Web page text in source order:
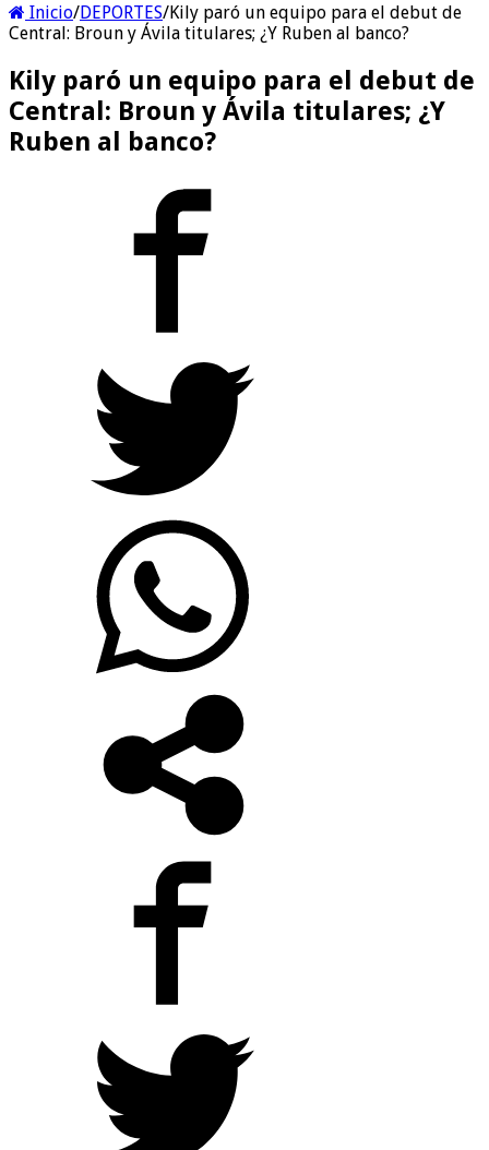
Inicio/DEPORTES/Kily paró un equipo para el debut de
Central: Broun y Ávila titulares; ¿Y Ruben al banco?
Kily paró un equipo para el debut de
Central: Broun y Ávila titulares; ¿Y
Ruben al banco?